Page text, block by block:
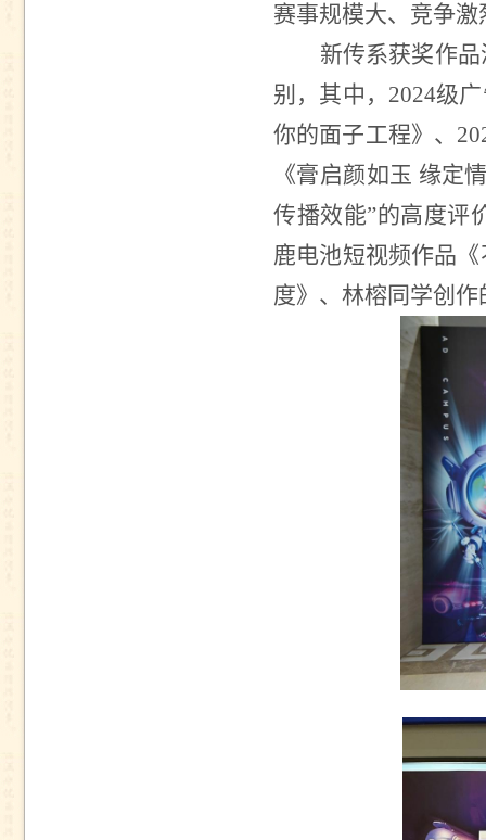
赛事规模大、竞争
新传系获奖作
别，其中， 2024级
你的面子工程》、
《膏启颜如玉 缘定
传播效能”的高度评
鹿电池短视频作品
度》、林榕同学创